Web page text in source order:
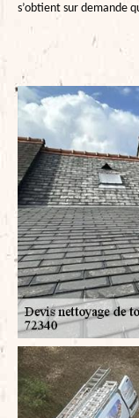
s’obtient sur demande